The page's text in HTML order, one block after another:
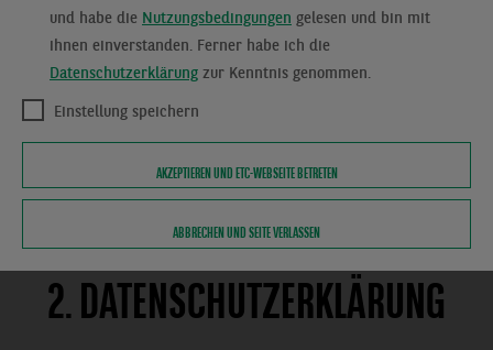
Verbraucherstreitbeilegungsgesetz (VSBG)
An einem Streitbeilegungsverfahren vor einer
Verbraucherschlichtungsstelle nehmen wir
nicht teil und sind hierzu auch nicht
2. DATENSCHUTZERKLÄRUNG
und habe die Nutzungsbedingungen gelesen und bin mit
ihnen einverstanden. Ferner habe ich die
Datenschutzerklärung zur Kenntnis genommen.
Einstellung speichern
AKZEPTIEREN UND ETC-WEBSEITE BETRETEN
ABBRECHEN UND SEITE VERLASSEN